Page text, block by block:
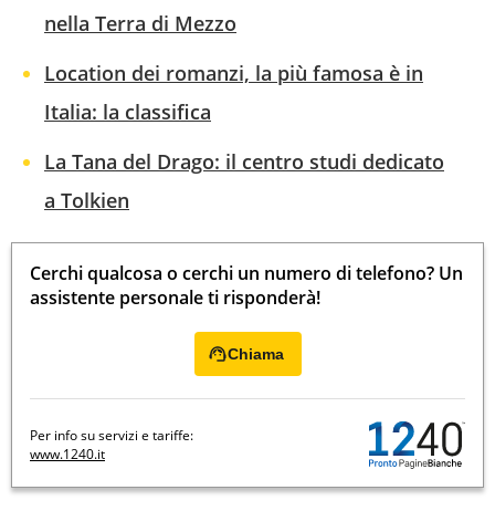
nella Terra di Mezzo
Location dei romanzi, la più famosa è in
Italia: la classifica
La Tana del Drago: il centro studi dedicato
a Tolkien
Cerchi qualcosa o cerchi un numero di telefono? Un
assistente personale ti risponderà!
Chiama
Per info su servizi e tariffe:
www.1240.it